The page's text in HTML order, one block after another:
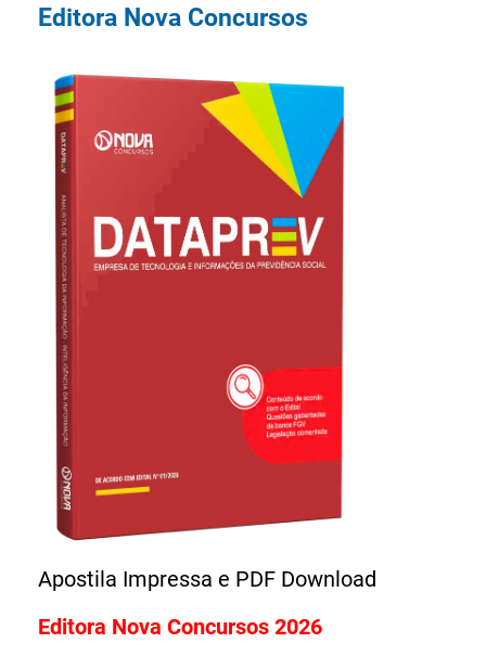
Editora Nova Concursos
Editora Nova Concursos 2026